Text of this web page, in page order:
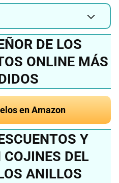
DE LOS
ONLINE MÁS
en Amazon
Y
COJINES DEL
ANILLOS